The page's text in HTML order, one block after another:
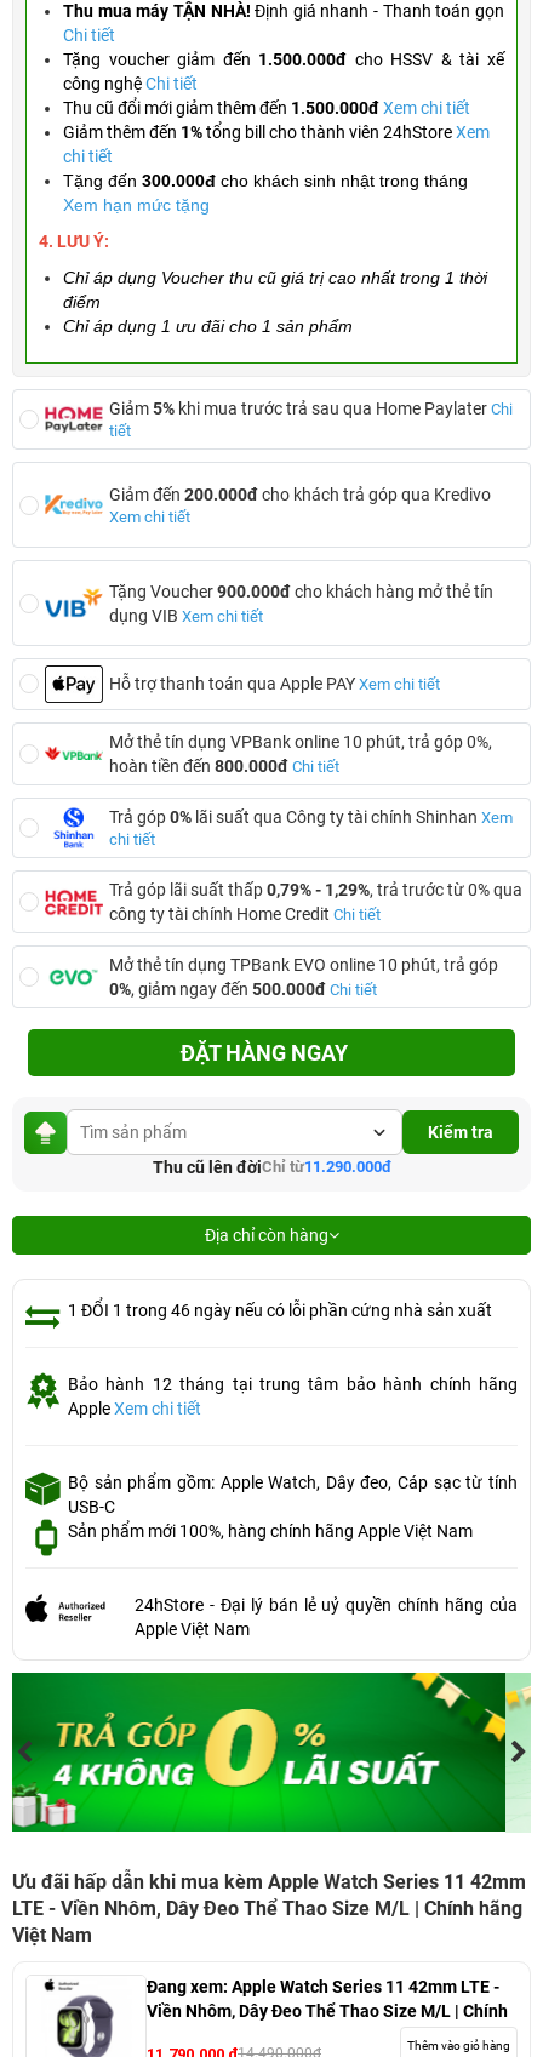
Thu mua máy TẬN NHÀ!Định giá nhanh - Thanh toán gọn
Chi tiết
Tặng voucher giảm đến 1.500.000đ cho HSSV & tài xế
công nghệChi tiết
Thu cũ đổi mới giảm thêm đến 1.500.000đXem chi tiết
Giảm thêm đến 1%tổng bill cho thành viên 24hStoreXem
chi tiết
Tặng đến 300.000đ cho khách sinh nhật trong tháng
Xem hạn mức tặng
4. LƯU Ý:
Chỉ áp dụng Voucher thu cũ giá trị cao nhất trong 1 thời
điểm
Chỉ áp dụng 1 ưu đãi cho 1 sản phẩm
Giảm5% khi mua trước trả sau qua Home Paylater Chi
tiết
Giảm đến 200.000đcho khách trả góp qua Kredivo
Xem chi tiết
Tặng Voucher900.000đcho khách hàng mở thẻ tín
dụng VIB Xem chi tiết
Hỗ trợ thanh toán qua Apple PAY Xem chi tiết
Mở thẻ tín dụng VPBank online 10 phút, trả góp 0%,
hoàn tiền đến 800.000đ Chi tiết
Trả góp0% lãi suất qua Công ty tài chính Shinhan Xem
chi tiết
Trả góp lãi suất thấp0,79% - 1,29%, trả trước từ 0% qua
công ty tài chính Home Credit Chi tiết
Mở thẻ tín dụng TPBank EVO online 10 phút, trả góp
0%, giảm ngay đến 500.000đ Chi tiết
ĐẶT HÀNG NGAY
Kiểm tra
Thu cũ lên đờiChỉ từ11.290.000đ
Địa chỉ còn hàng
1 ĐỔI 1 trong 46 ngày nếu có lỗi phần cứng nhà sản xuất
Bảo hành 12 tháng tại trung tâm bảo hành chính hãng
AppleXem chi tiết
Bộ sản phẩm gồm: Apple Watch, Dây đeo, Cáp sạc từ tính
USB-C
Sản phẩm mới 100%, hàng chính hãng Apple Việt Nam
24hStore - Đại lý bán lẻ uỷ quyền chính hãng của
Apple Việt Nam
Ưu đãi hấp dẫn khi mua kèm Apple Watch Series 11 42mm
LTE - Viền Nhôm, Dây Đeo Thể Thao Size M/L | Chính hãng
Việt Nam
Đang xem: Apple Watch Series 11 42mm LTE -
Viền Nhôm, Dây Đeo Thể Thao Size M/L | Chính
Thêm vào giỏ hàng